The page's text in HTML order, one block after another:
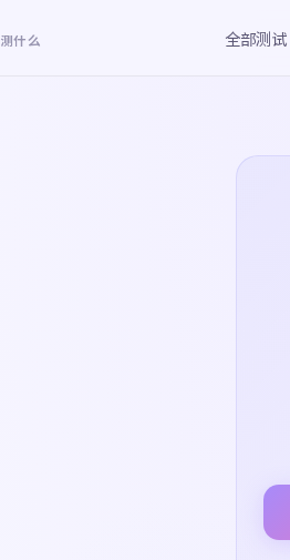
测什么 全部测试